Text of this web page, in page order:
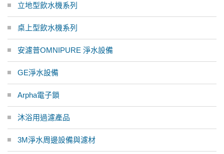
立地型飲水機系列
桌上型飲水機系列
安濾普OMNIPURE 淨水設備
GE淨水設備
Arpha電子鎖
沐浴用過濾產品
3M淨水周邊設備與濾材